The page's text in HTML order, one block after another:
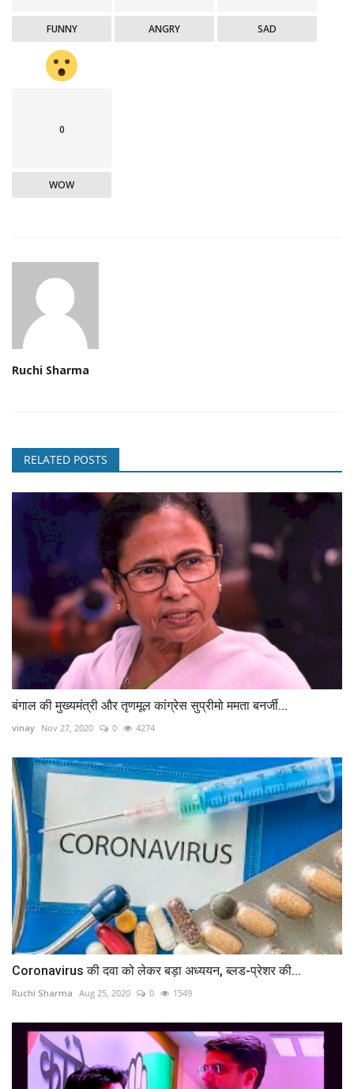
FUNNY ANGRY SAD
0
WOW
Ruchi Sharma
RELATED POSTS
बंगाल की मुख्यमंत्री और तृणमूल कांग्रेस सुप्रीमो ममता बनर्जी...
vinay Nov 27, 2020 0 4274
Coronavirus की दवा को लेकर बड़ा अध्ययन, ब्लड-प्रेशर की...
Ruchi Sharma Aug 25, 2020 0 1549